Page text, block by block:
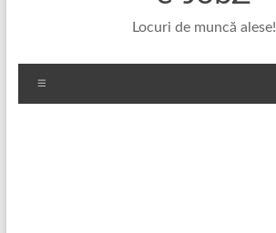
Locuri de muncă alese!